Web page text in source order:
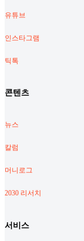
유튜브
인스타그램
틱톡
콘텐츠
뉴스
칼럼
머니로그
2030 리서치
서비스